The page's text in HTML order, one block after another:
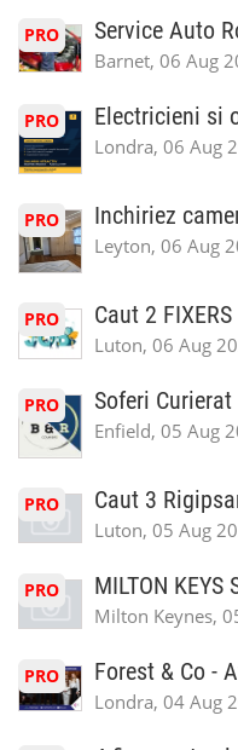
PRO Service Auto
Barnet, 06 Aug
PRO Electricieni si
Londra, 06 Aug
PRO Inchiriez
Leyton, 06 Aug
PRO Caut 2
Luton, 06 Aug
PRO Soferi
Enfield, 05 Aug
PRO Caut 3
Luton, 05 Aug
PRO MILTON KEYS
Milton Keynes,
PRO Forest & Co -
Londra, 04 Aug